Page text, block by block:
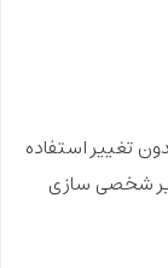
تغییر استفاده
شخصی سازی